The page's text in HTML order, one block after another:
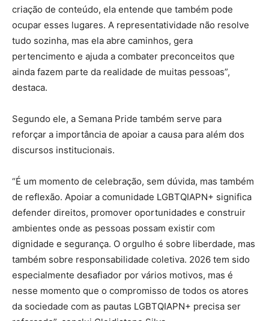
criação de conteúdo, ela entende que também pode
ocupar esses lugares. A representatividade não resolve
tudo sozinha, mas ela abre caminhos, gera
pertencimento e ajuda a combater preconceitos que
ainda fazem parte da realidade de muitas pessoas”,
destaca.
Segundo ele, a Semana Pride também serve para
reforçar a importância de apoiar a causa para além dos
discursos institucionais.
“É um momento de celebração, sem dúvida, mas também
de reflexão. Apoiar a comunidade LGBTQIAPN+ significa
defender direitos, promover oportunidades e construir
ambientes onde as pessoas possam existir com
dignidade e segurança. O orgulho é sobre liberdade, mas
também sobre responsabilidade coletiva. 2026 tem sido
especialmente desafiador por vários motivos, mas é
nesse momento que o compromisso de todos os atores
da sociedade com as pautas LGBTQIAPN+ precisa ser